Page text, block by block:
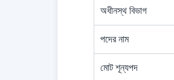
অধীনস্থ বিভাগ
পদের নাম
মোট শূন্যপদ